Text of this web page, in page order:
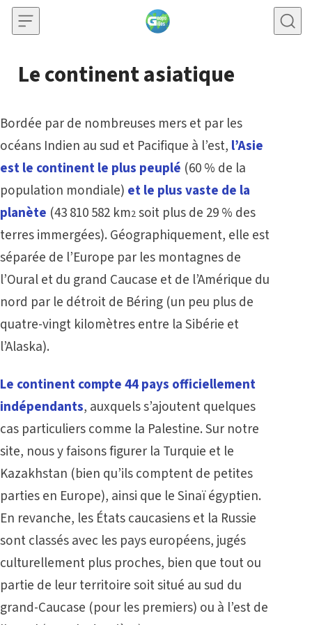
Skip to content
Le continent asiatique
Bordée par de nombreuses mers et par les
océans Indien au sud et Pacifique à l’est, l’Asie
est le continent le plus peuplé (60 % de la
population mondiale) et le plus vaste de la
planète (43 810 582 km2soit plus de 29 % des
terres immergées). Géographiquement, elle est
séparée de l’Europe par les montagnes de
l’Oural et du grand Caucase et de l’Amérique du
nord par le détroit de Béring (un peu plus de
quatre-vingt kilomètres entre la Sibérie et
l’Alaska).
Le continent compte 44 pays officiellement
indépendants, auxquels s’ajoutent quelques
cas particuliers comme la Palestine. Sur notre
site, nous y faisons figurer la Turquie et le
Kazakhstan (bien qu’ils comptent de petites
parties en Europe), ainsi que le Sinaï égyptien.
En revanche, les États caucasiens et la Russie
sont classés avec les pays européens, jugés
culturellement plus proches, bien que tout ou
partie de leur territoire soit situé au sud du
grand-Caucase (pour les premiers) ou à l’est de